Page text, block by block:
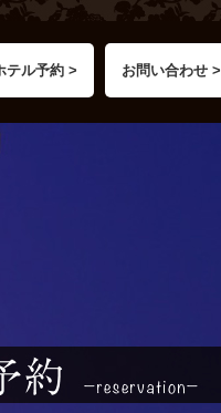
お問い合わせ >
テル予約 >